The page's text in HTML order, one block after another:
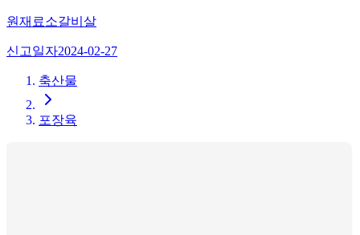
원재료소갈비살
신고일자2024-02-27
축산물
포장육